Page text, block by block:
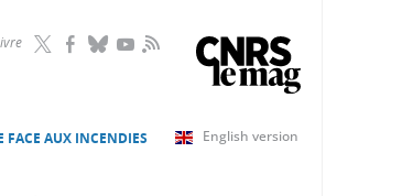
RSS
English version
FACE AUX INCENDIES